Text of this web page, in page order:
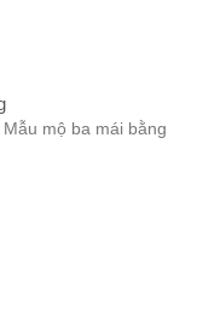
mộ ba mái bằng